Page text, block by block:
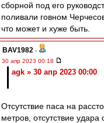
сборной под его
поливали говном
что может и хуже быть.
BAV1982 -
30 апр 2023 00:18
agk » 30 апр 2023 00:00
Отсутствие паса на
метров, отсутствие удара